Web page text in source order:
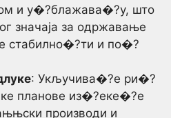
и у�?блажава�?у, што
значаја за одржавање
стабилно�?ти и по�?
: Укључива�?е ри�?
планове из�?еке�?е
производи и